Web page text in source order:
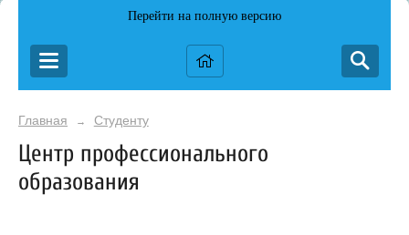
Перейти на полную версию
Главная → Студенту
Центр профессионального
образования